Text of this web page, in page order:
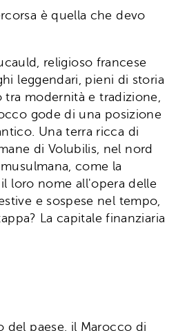
è quella che devo
religioso francese
leggendari, pieni di storia
modernità e tradizione,
gode di una posizione
Una terra ricca di
di Volubilis, nel nord
come la
loro nome all'opera delle
e sospese nel tempo,
La capitale finanziaria
paese, il Marocco di